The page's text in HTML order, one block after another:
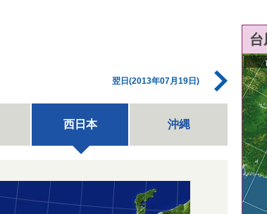
翌日(2013年07月19日)
西日本 沖縄